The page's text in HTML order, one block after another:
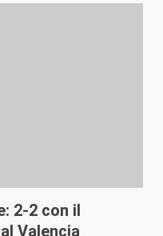
2-2 con il
Valencia